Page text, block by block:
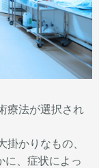
療法が選択され
掛かりなもの、
に、症状によっ